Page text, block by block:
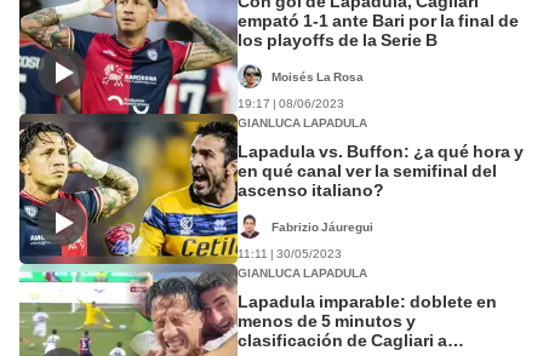
empató 1-1 ante Bari por la final de
los playoffs de la Serie B
Moisés La Rosa
19:17 | 08/06/2023
GIANLUCA LAPADULA
Lapadula vs. Buffon: ¿a qué hora y
en qué canal ver la semifinal del
ascenso italiano?
Fabrizio Jáuregui
11:11 | 30/05/2023
GIANLUCA LAPADULA
Lapadula imparable: doblete en
menos de 5 minutos y
clasificación de Cagliari a